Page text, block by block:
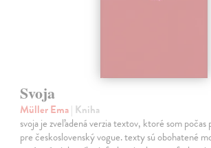
Svoja
Müller Ema| Kniha
svoja je zveľadená verzia textov, ktoré som počas
pre československý vogue. texty sú obohatené